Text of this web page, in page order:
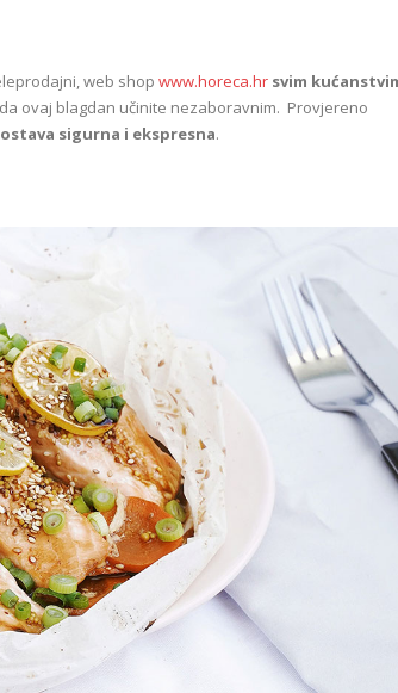
web shop www.horeca.hr svim
ovaj blagdan učinite nezaboravnim. Provjereno
sigurna i ekspresna.